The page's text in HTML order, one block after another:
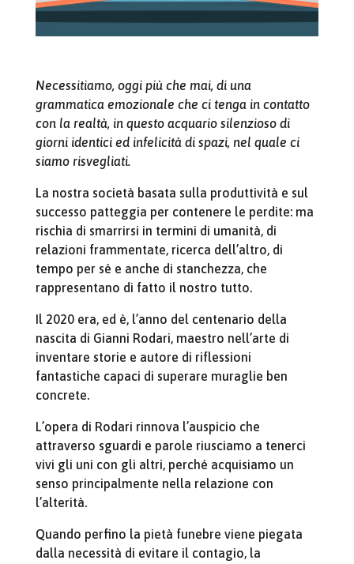
Necessitiamo, oggi più che mai, di una
grammatica emozionale che ci tenga in contatto
con la realtà, in questo acquario silenzioso di
giorni identici ed infelicità di spazi, nel quale ci
siamo risvegliati.
La nostra società basata sulla produttività e sul
successo patteggia per contenere le perdite: ma
rischia di smarrirsi in termini di umanità, di
relazioni frammentate, ricerca dell’altro, di
tempo per sé e anche di stanchezza, che
rappresentano di fatto il nostro tutto.
Il 2020 era, ed è, l’anno del centenario della
nascita di Gianni Rodari, maestro nell’arte di
inventare storie e autore di riflessioni
fantastiche capaci di superare muraglie ben
concrete.
L’opera di Rodari rinnova l’auspicio che
attraverso sguardi e parole riusciamo a tenerci
vivi gli uni con gli altri, perché acquisiamo un
senso principalmente nella relazione con
l’alterità.
Quando perfino la pietà funebre viene piegata
dalla necessità di evitare il contagio, la